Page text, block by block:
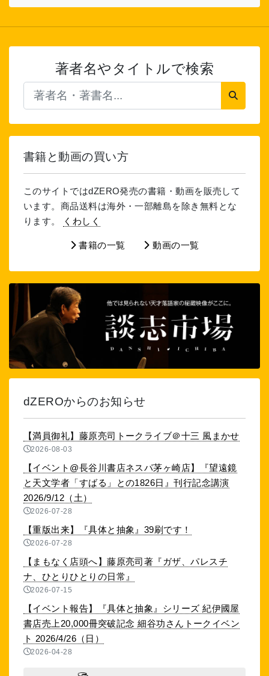
著者名やタイトルで検索
書籍と動画の買い方
このサイトではdZERO発売の書籍・動画を販売して
います。商品送料は海外・一部離島を除き無料とな
ります。
くわしく
書籍の一覧 動画の一覧
dZEROからのお知らせ
【満員御礼】藤原亮司トークライブ＠十三 風まかせ
2026-08-03
【イベント@長谷川書店ネスパ茅ヶ崎店】『望遠鏡
と天文学者「すばる」との1826日』刊行記念講演
2026/9/12（土）
2026-07-28
【重版出来】『具体と抽象』39刷です！
2026-07-28
【まもなく店頭へ】藤原亮司著『ガザ、パレスチ
ナ、ひとりひとりの日常』
2026-07-15
【イベント報告】『具体と抽象』シリーズ 紀伊國屋
書店売上20,000冊突破記念 細谷功さんトークイベン
ト 2026/4/26（日）
2026-04-28